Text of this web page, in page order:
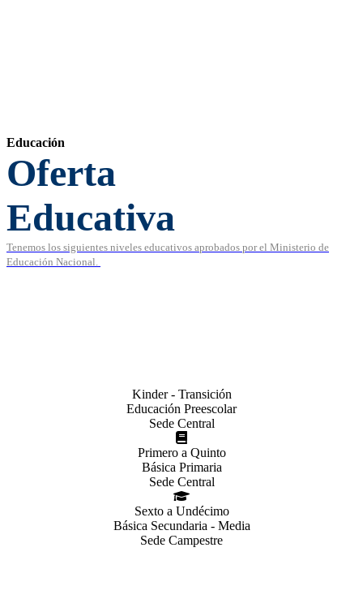
Educación
Oferta
Educativa
Tenemos los siguientes niveles educativos aprobados por el Ministerio de
Educación Nacional.
Kinder - Transición
Educación Preescolar
Sede Central
Primero a Quinto
Básica Primaria
Sede Central
Sexto a Undécimo
Básica Secundaria - Media
Sede Campestre